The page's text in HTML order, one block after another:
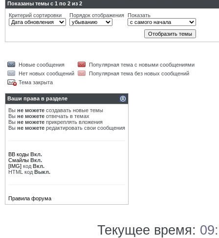
Показаны темы с 1 по 2 из 2
Критерий сортировки
Порядок отображения Показать
Новые сообщения
Популярная тема с новыми сообщениями
Нет новых сообщений
Популярная тема без новых сообщений
Тема закрыта
Ваши права в разделе
Вы не можете создавать новые темы
Вы не можете отвечать в темах
Вы не можете прикреплять вложения
Вы не можете редактировать свои сообщения
BB коды Вкл.
Смайлы Вкл.
[IMG] код Вкл.
HTML код Выкл.
Правила форума
Текущее время: